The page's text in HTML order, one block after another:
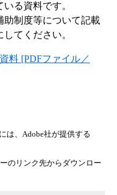
る資料です。
助制度等について記載
てください。
料 [PDFファイル／
は、Adobe社が提供する
のリンク先からダウンロー